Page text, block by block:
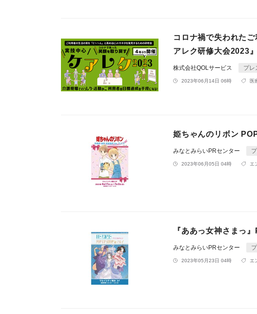
コロナ禍で失われた
アレク研修大会2023
株式会社QOLサービス プレ
2023年06月14日 06時 医
姫ちゃんのリボン
みなとみらいPRセンター
2023年06月05日 04時 エ
『ああっ女神さまっ
みなとみらいPRセンター
2023年05月23日 04時 エ